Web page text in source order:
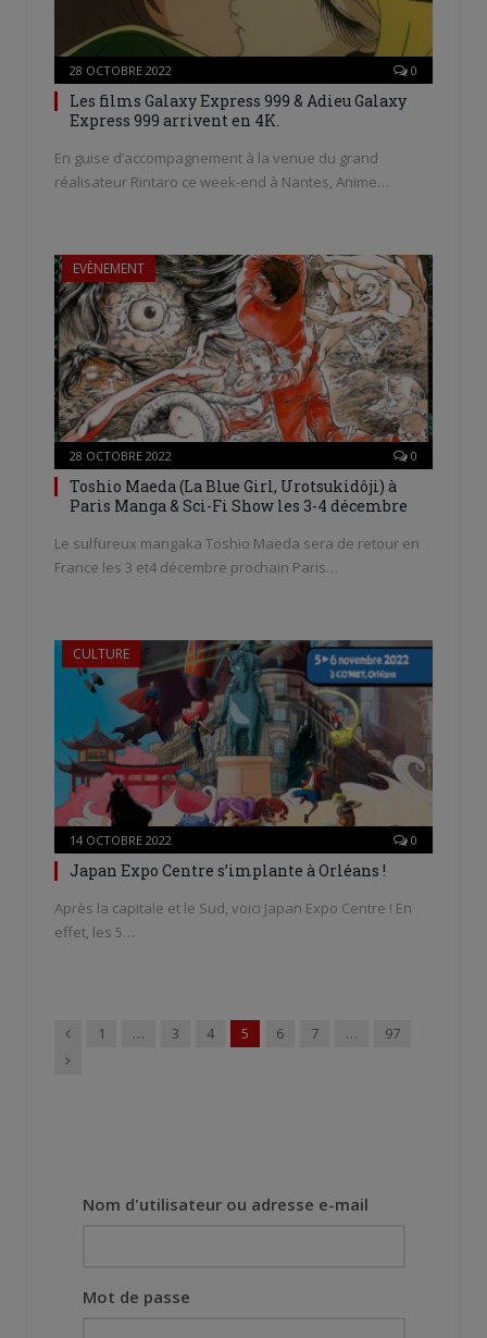
28 OCTOBRE 2022 0
Les films Galaxy Express 999 & Adieu Galaxy
Express 999 arrivent en 4K.
En guise d’accompagnement à la venue du grand
réalisateur Rintaro ce week-end à Nantes, Anime…
EVÈNEMENT
28 OCTOBRE 2022 0
Toshio Maeda (La Blue Girl, Urotsukidôji) à
Paris Manga & Sci-Fi Show les 3-4 décembre
Le sulfureux mangaka Toshio Maeda sera de retour en
France les 3 et4 décembre prochain Paris…
CULTURE
14 OCTOBRE 2022 0
Japan Expo Centre s’implante à Orléans !
Après la capitale et le Sud, voici Japan Expo Centre ! En
effet, les 5…
Précédent
1 … 3 4 5 6 7 …
97
Suivant
Nom d'utilisateur ou adresse e-mail
Mot de passe